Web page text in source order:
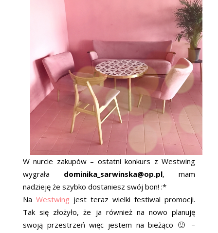
W nurcie zakupów – ostatni konkurs z Westwing
wygrała dominika_sarwinska@op.pl, mam
nadzieję że szybko dostaniesz swój bon! :*
Na Westwing jest teraz wielki festiwal promocji.
Tak się złożyło, że ja również na nowo planuję
swoją przestrzeń więc jestem na bieżąco 🙂 –